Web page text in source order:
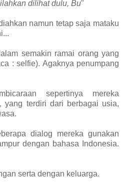
dilihat dulu, Bu"
namun tetap saja mataku
semakin ramai orang yang
: selfie). Agaknya penumpang
sepertinya mereka
yang terdiri dari berbagai usia,
dialog mereka gunakan
dengan bahasa Indonesia.
serta dengan keluarga.